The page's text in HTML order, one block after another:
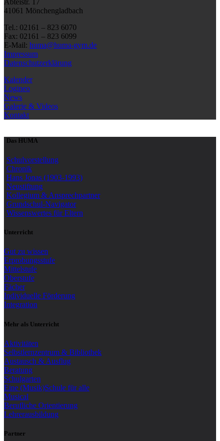
Abteistr. 17
41061 Mönchengladbach
Tel.: 02161 – 823 6070
Fax: 02161 – 823 6099
E-Mail: huma@huma-gym.de
Impressum
Datenschutzerklärung
Kalender
Logineo
News
Galerie & Videos
Kontakt
Das HUMA
Schulvorstellung
Chronik
Hans Jonas (1903-1993)
Neustiftung
Kollegium & Ansprechpartner
Grundschul-Navigator
Wissenswertes für Eltern
Unterricht
Gut zu wissen
Erprobungsstufe
Mittelstufe
Oberstufe
Fächer
Individuelle Förderung
Integration
Mehr als Unterricht
Aktivitäten
Selbstlernzentrum & Bibliothek
Austausch & Ausflug
Beratung
Schulgarten
Eine (Musik)Schule für alle
Musical
Berufliche Orientierung
Lehrerausbildung
Partner